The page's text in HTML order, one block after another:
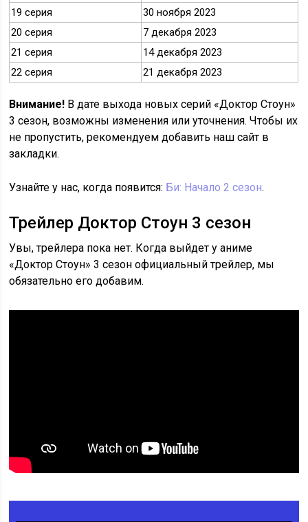
19 серия
30 ноября 2023
20 серия
7 декабря 2023
21 серия
14 декабря 2023
22 серия
21 декабря 2023
Внимание! В дате выхода новых серий «Доктор Стоун»
3 сезон, возможны изменения или уточнения. Чтобы их
не пропустить, рекомендуем добавить наш сайт в
закладки.
Узнайте у нас, когда появится: Би: Начало 2 сезон.
Трейлер Доктор Стоун 3 сезон
Увы, трейлера пока нет. Когда выйдет у аниме
«Доктор Стоун» 3 сезон официальный трейлер, мы
обязательно его добавим.